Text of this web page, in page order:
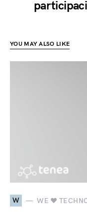
YOU MAY ALSO LIKE
W WE ♥